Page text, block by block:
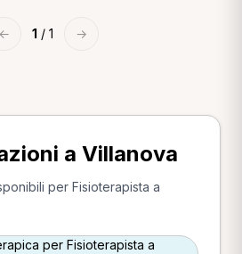
← 1 / 1 →
a Villanova
per Fisioterapista a
per Fisioterapista a